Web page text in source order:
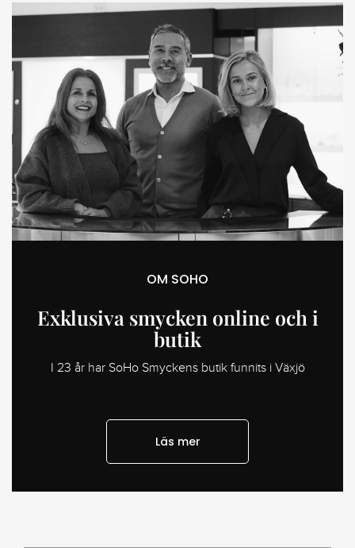
OM SOHO
Exklusiva smycken online och i
butik
I 23 år har SoHo Smyckens butik funnits i Växjö
Läs mer